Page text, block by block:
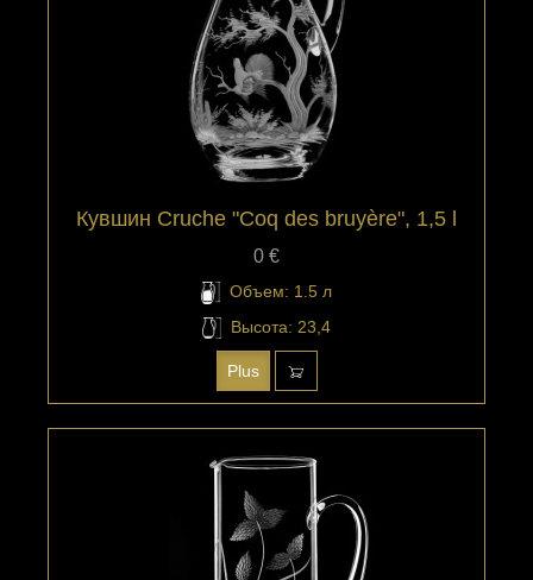
Кувшин Cruche "Coq des bruyère", 1,5 l
0 €
Объем: 1.5 л
Высота: 23,4
Plus